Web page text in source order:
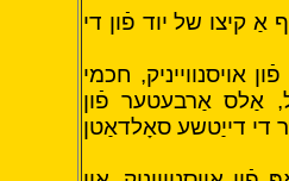
אַ קיצו של יוד פֿון די
אויסנווייניק, חכמי
אַלס אַרבעטער פֿון
די דייַטשע סאָלדאַטן